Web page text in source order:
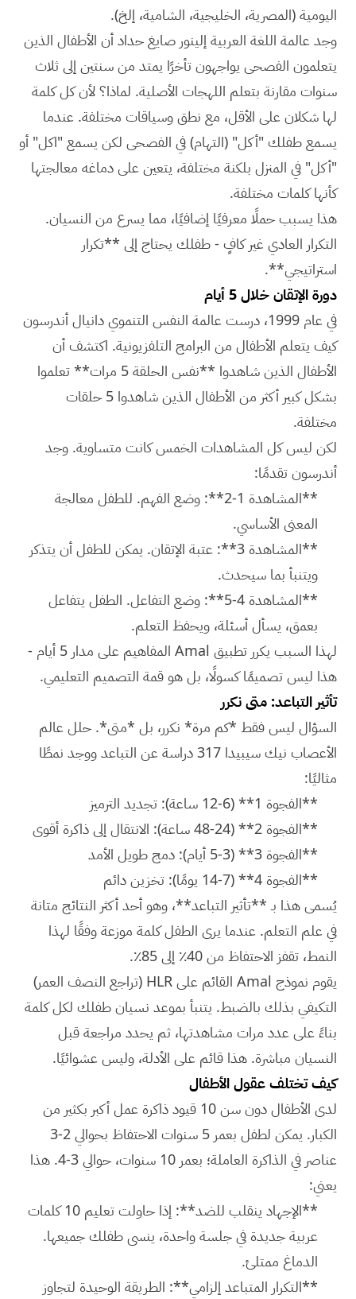
اليومية (المصرية، الخليجية، الشامية، إلخ).
وجد عالمة اللغة العربية إلينور صايغ حداد أن الأطفال الذين
يتعلمون الفصحى يواجهون تأخرًا يمتد من سنتين إلى ثلاث
سنوات مقارنة بتعلم اللهجات الأصلية. لماذا؟ لأن كل كلمة
لها شكلان على الأقل، مع نطق وسياقات مختلفة. عندما
يسمع طفلك "أكل" (التهام) في الفصحى لكن يسمع "اكل" أو
"أكل" في المنزل بلكنة مختلفة، يتعين على دماغه معالجتها
كأنها كلمات مختلفة.
هذا يسبب حملًا معرفيًا إضافيًا، مما يسرع من النسيان.
التكرار العادي غير كافٍ - طفلك يحتاج إلى **تكرار
استراتيجي**.
دورة الإتقان خلال 5 أيام
في عام 1999، درست عالمة النفس التنموي دانيال أندرسون
كيف يتعلم الأطفال من البرامج التلفزيونية. اكتشف أن
الأطفال الذين شاهدوا **نفس الحلقة 5 مرات** تعلموا
بشكل كبير أكثر من الأطفال الذين شاهدوا 5 حلقات
مختلفة.
لكن ليس كل المشاهدات الخمس كانت متساوية. وجد
أندرسون تقدمًا:
**المشاهدة 1-2**: وضع الفهم. للطفل معالجة
المعنى الأساسي.
**المشاهدة 3**: عتبة الإتقان. يمكن للطفل أن يتذكر
ويتنبأ بما سيحدث.
**المشاهدة 4-5**: وضع التفاعل. الطفل يتفاعل
بعمق، يسأل أسئلة، ويحفظ التعلم.
لهذا السبب يكرر تطبيق Amal المفاهيم على مدار 5 أيام -
هذا ليس تصميمًا كسولًا، بل هو قمة التصميم التعليمي.
تأثير التباعد: متى نكرر
السؤال ليس فقط *كم مرة* نكرر، بل *متى*. حلل عالم
الأعصاب نيك سيبيدا 317 دراسة عن التباعد ووجد نمطًا
مثاليًا:
**الفجوة 1** (6-12 ساعة): تجديد الترميز
**الفجوة 2** (24-48 ساعة): الانتقال إلى ذاكرة أقوى
**الفجوة 3** (3-5 أيام): دمج طويل الأمد
**الفجوة 4** (7-14 يومًا): تخزين دائم
يُسمى هذا بـ **تأثير التباعد**، وهو أحد أكثر النتائج متانة
في علم التعلم. عندما يرى الطفل كلمة موزعة وفقًا لهذا
النمط، تقفز الاحتفاظ من 40٪ إلى 85٪.
يقوم نموذج Amal القائم على HLR (تراجع النصف العمر)
التكيفي بذلك بالضبط. يتنبأ بموعد نسيان طفلك لكل كلمة
بناءً على عدد مرات مشاهدتها، ثم يحدد مراجعة قبل
النسيان مباشرة. هذا قائم على الأدلة، وليس عشوائيًا.
كيف تختلف عقول الأطفال
لدى الأطفال دون سن 10 قيود ذاكرة عمل أكبر بكثير من
الكبار. يمكن لطفل بعمر 5 سنوات الاحتفاظ بحوالي 2-3
عناصر في الذاكرة العاملة؛ بعمر 10 سنوات، حوالي 3-4. هذا
يعني:
**الإجهاد ينقلب للضد**: إذا حاولت تعليم 10 كلمات
عربية جديدة في جلسة واحدة، ينسى طفلك جميعها.
الدماغ ممتلئ.
**التكرار المتباعد إلزامي**: الطريقة الوحيدة لتجاوز